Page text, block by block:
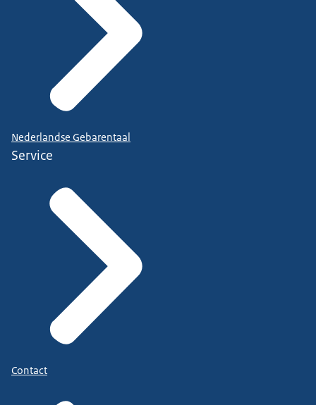
Nederlandse Gebarentaal
Service
Contact